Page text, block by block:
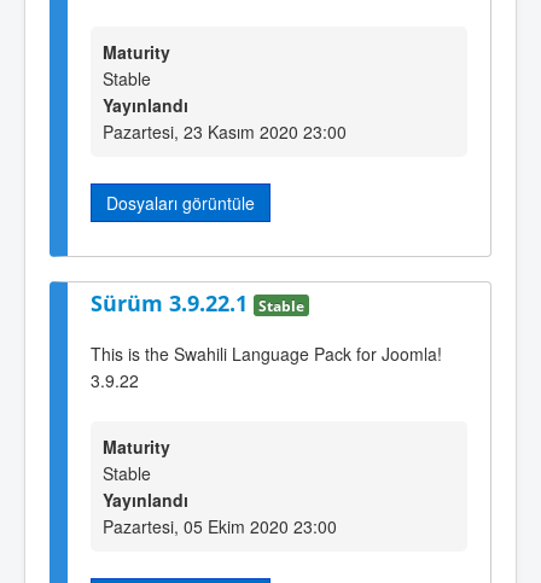
Maturity
Stable
Yayınlandı
Pazartesi, 23 Kasım 2020 23:00
Dosyaları görüntüle
Sürüm 3.9.22.1 Stable
This is the Swahili Language Pack for Joomla!
3.9.22
Maturity
Stable
Yayınlandı
Pazartesi, 05 Ekim 2020 23:00